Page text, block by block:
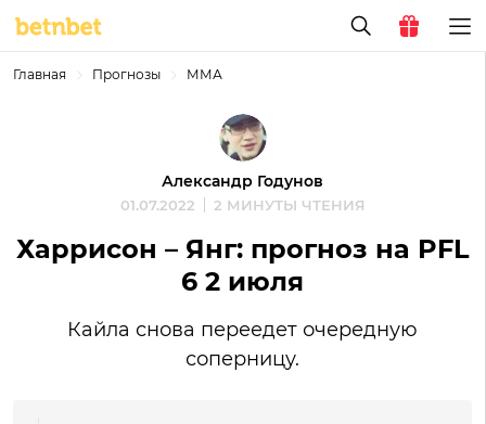
Главная Прогнозы ММА
Александр Годунов
01.07.2022 2 МИНУТЫ ЧТЕНИЯ
Харрисон – Янг: прогноз на PFL
6 2 июля
Кайла снова переедет очередную
соперницу.